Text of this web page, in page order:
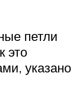
петли
это
указано